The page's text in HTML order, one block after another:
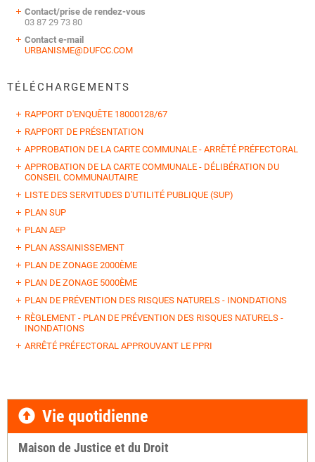
Contact/prise de rendez-vous
03 87 29 73 80
Contact e-mail
URBANISME@DUFCC.COM
TÉLÉCHARGEMENTS
RAPPORT D'ENQUÊTE 18000128/67
RAPPORT DE PRÉSENTATION
APPROBATION DE LA CARTE COMMUNALE - ARRÊTÉ PRÉFECTORAL
APPROBATION DE LA CARTE COMMUNALE - DÉLIBÉRATION DU
CONSEIL COMMUNAUTAIRE
LISTE DES SERVITUDES D'UTILITÉ PUBLIQUE (SUP)
PLAN SUP
PLAN AEP
PLAN ASSAINISSEMENT
PLAN DE ZONAGE 2000ÈME
PLAN DE ZONAGE 5000ÈME
PLAN DE PRÉVENTION DES RISQUES NATURELS - INONDATIONS
RÈGLEMENT - PLAN DE PRÉVENTION DES RISQUES NATURELS -
INONDATIONS
ARRÊTÉ PRÉFECTORAL APPROUVANT LE PPRI
Vie quotidienne
Maison de Justice et du Droit